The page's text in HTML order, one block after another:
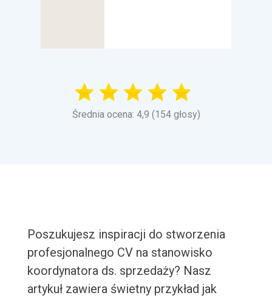
Średnia ocena: 4,9 (154 głosy)
Poszukujesz inspiracji do stworzenia
profesjonalnego CV na stanowisko
koordynatora ds. sprzedaży? Nasz
artykuł zawiera świetny przykład jak